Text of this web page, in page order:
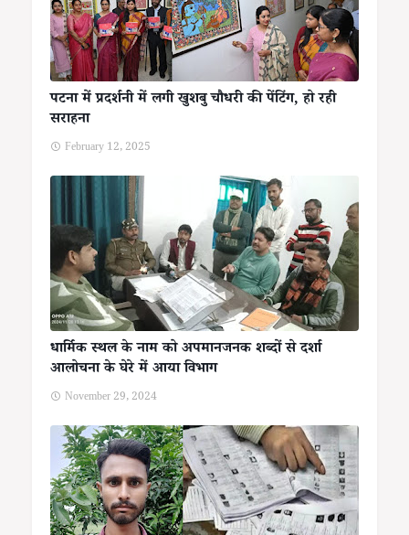
पटना में प्रदर्शनी में लगी खुशबु चौधरी की पेंटिंग, हो रही
सराहना
February 12, 2025
धार्मिक स्थल के नाम को अपमानजनक शब्दों से दर्शा
आलोचना के घेरे में आया विभाग
November 29, 2024